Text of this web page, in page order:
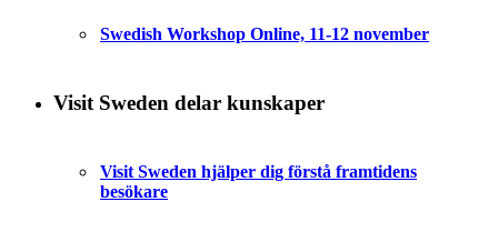
Swedish Workshop Online, 11-12 november
Visit Sweden delar kunskaper
Visit Sweden hjälper dig förstå framtidens
besökare